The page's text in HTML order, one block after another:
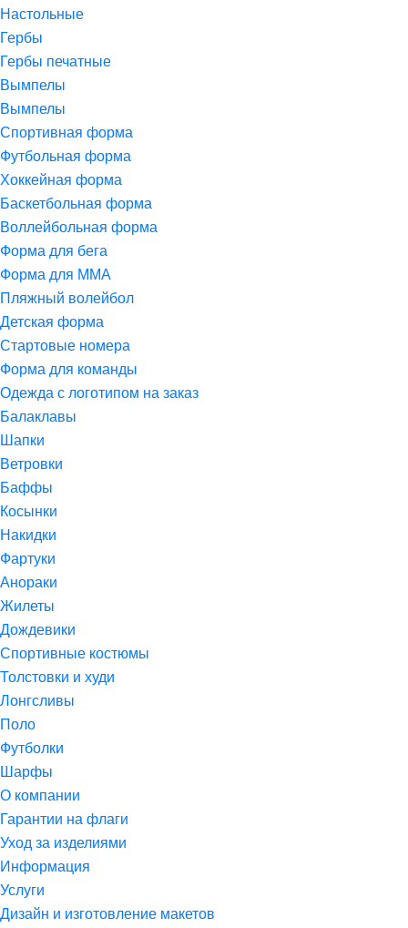
Настольные
Гербы
Гербы печатные
Вымпелы
Вымпелы
Спортивная форма
Футбольная форма
Хоккейная форма
Баскетбольная форма
Воллейбольная форма
Форма для бега
Форма для ММА
Пляжный волейбол
Детская форма
Стартовые номера
Форма для команды
Одежда с логотипом на заказ
Балаклавы
Шапки
Ветровки
Баффы
Косынки
Накидки
Фартуки
Анораки
Жилеты
Дождевики
Спортивные костюмы
Толстовки и худи
Лонгсливы
Поло
Футболки
Шарфы
О компании
Гарантии на флаги
Уход за изделиями
Информация
Услуги
Дизайн и изготовление макетов